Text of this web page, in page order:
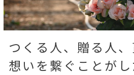
つくる人、贈る人
想いを繋ぐことがし